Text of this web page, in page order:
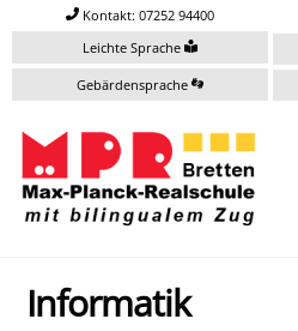
content
Kontakt: 07252 94400
Leichte Sprache
Gebärdensprache
Informatik